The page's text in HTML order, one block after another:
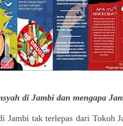
di Jambi dan mengapa
Jambi tak terlepas dari Tokoh